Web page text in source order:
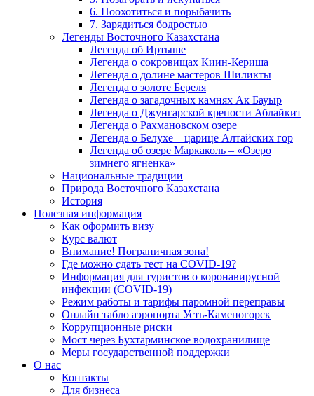
6. Поохотиться и порыбачить
7. Зарядиться бодростью
Легенды Восточного Казахстана
Легенда об Иртыше
Легенда о сокровищах Киин-Кериша
Легенда о долине мастеров Шиликты
Легенда о золоте Береля
Легенда о загадочных камнях Ак Бауыр
Легенда о Джунгарской крепости Аблайкит
Легенда о Рахмановском озере
Легенда о Белухе – царице Алтайских гор
Легенда об озере Маркаколь – «Озеро
зимнего ягненка»
Национальные традиции
Природа Восточного Казахстана
История
Полезная информация
Как оформить визу
Курс валют
Внимание! Пограничная зона!
Где можно сдать тест на COVID-19?
Информация для туристов о коронавирусной
инфекции (COVID-19)
Режим работы и тарифы паромной переправы
Онлайн табло аэропорта Усть-Каменогорск
Коррупционные риски
Мост через Бухтарминское водохранилище
Меры государственной поддержки
О нас
Контакты
Для бизнеса